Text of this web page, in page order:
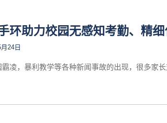
环助力校园无感知考勤、精
24日
霸凌，暴利教学等各种新闻事故的出现，很多家